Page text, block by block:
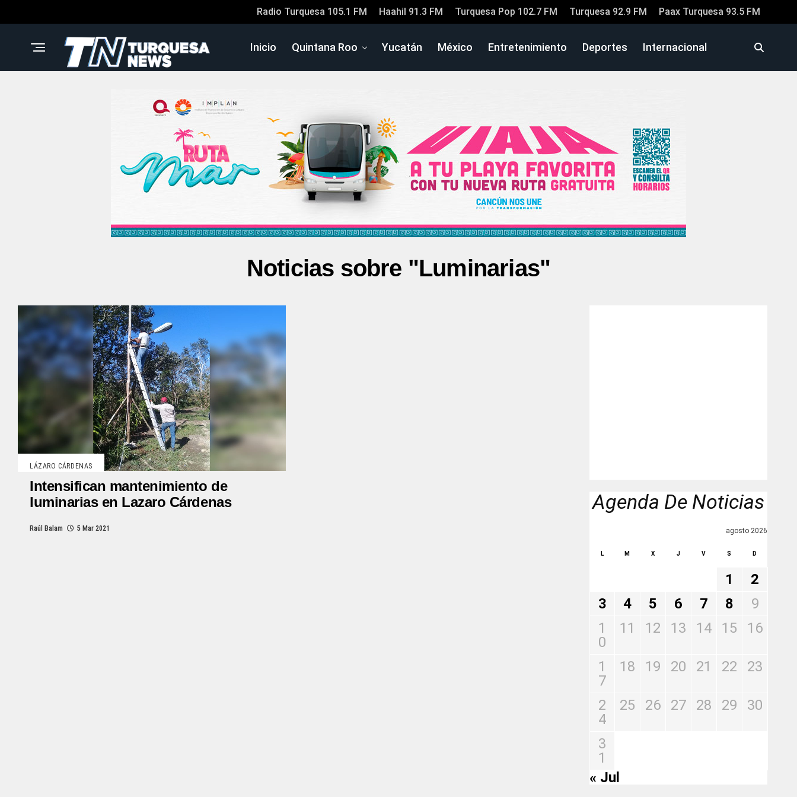
Radio Turquesa 105.1 FM Haahil 91.3 FM Turquesa Pop 102.7 FM Turquesa 92.9 FM Paax Turquesa 93.5 FM
Inicio Quintana Roo Yucatán México Entretenimiento Deportes Internacional
Noticias sobre "Luminarias"
LÁZARO CÁRDENAS
Intensifican mantenimiento de
luminarias en Lazaro Cárdenas
Raúl Balam 5 Mar 2021
Agenda De Noticias
agosto 2026
L M X J V S D
1
2
3
4 5 6 7 8
9
1
0
11 12 13 14 15 16
1
7
18 19 20 21 22 23
2
4
25 26 27 28 29 30
3
1
« Jul